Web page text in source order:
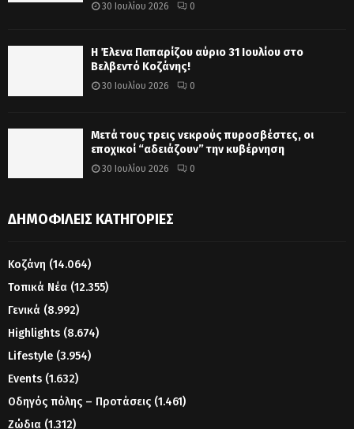
30 Ιουλίου 2026 0
Η Έλενα Παπαρίζου αύριο 31 Ιουλίου στο
Βελβεντό Κοζάνης!
30 Ιουλίου 2026 0
Μετά τους τρεις νεκρούς πυροσβέστες, οι
εποχικοί “αδειάζουν” την κυβέρνηση
30 Ιουλίου 2026 0
ΔΗΜΟΦΙΛΕΊΣ ΚΑΤΗΓΟΡΊΕΣ
Κοζάνη (14.064)
Τοπικά Νέα (12.355)
Γενικά (8.992)
Highlights (8.674)
Lifestyle (3.954)
Events (1.632)
Οδηγός πόλης – Προτάσεις (1.461)
Ζώδια (1.312)